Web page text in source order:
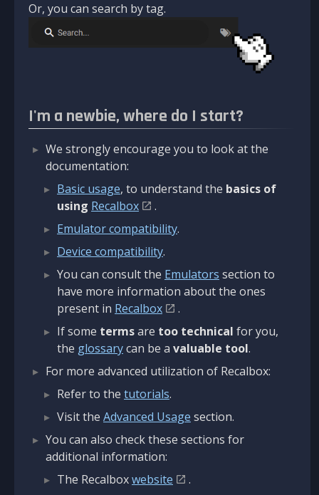
Or, you can search by tag.
I'm a newbie, where do I start?
We strongly encourage you to look at the
documentation:
Basic usage, to understand the basics of
using Recalbox
.
Emulator compatibility.
Device compatibility.
You can consult the Emulators section to
have more information about the ones
present in Recalbox
.
If some termsare too technical for you,
the glossarycan be a valuable tool.
For more advanced utilization of Recalbox:
Refer to the tutorials.
Visit the Advanced Usage section.
You can also check these sections for
additional information:
The Recalboxwebsite
.